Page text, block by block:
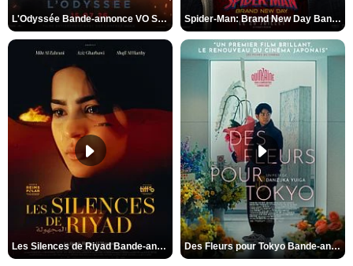
L'Odyssée Bande-annonce VO STFR Spider-Man: Brand New Day Bande-annonce VO STFR
Les Silences de Riyad Bande-annonce VO STFR Des Fleurs pour Tokyo Bande-annonce VO STFR